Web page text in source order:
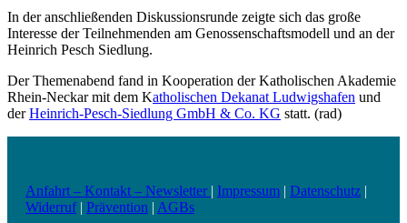
In der anschließenden Diskussionsrunde zeigte sich das große
Interesse der Teilnehmenden am Genossenschaftsmodell und an der
Heinrich Pesch Siedlung.
Der Themenabend fand in Kooperation der Katholischen Akademie
Rhein-Neckar mit dem Katholischen Dekanat Ludwigshafen und
derHeinrich-Pesch-Siedlung GmbH & Co. KG statt. (rad)
Anfahrt – Kontakt – Newsletter | Impressum | Datenschutz |
Widerruf| Prävention | AGBs